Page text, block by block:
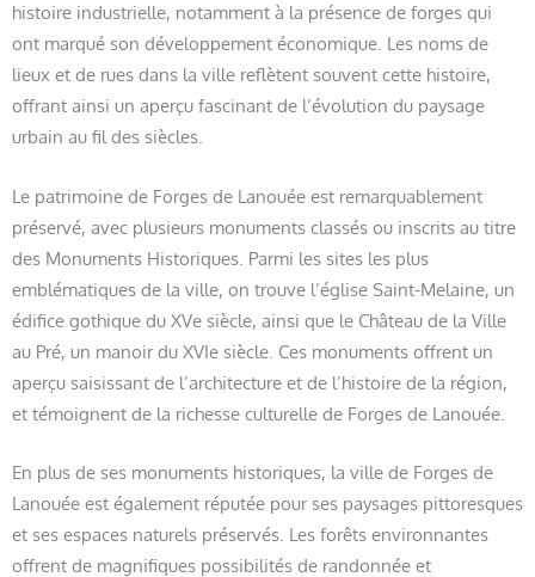
histoire industrielle, notamment à la présence de forges qui
ont marqué son développement économique. Les noms de
lieux et de rues dans la ville reflètent souvent cette histoire,
offrant ainsi un aperçu fascinant de l’évolution du paysage
urbain au fil des siècles.
Le patrimoine de Forges de Lanouée est remarquablement
préservé, avec plusieurs monuments classés ou inscrits au titre
des Monuments Historiques. Parmi les sites les plus
emblématiques de la ville, on trouve l’église Saint-Melaine, un
édifice gothique du XVe siècle, ainsi que le Château de la Ville
au Pré, un manoir du XVIe siècle. Ces monuments offrent un
aperçu saisissant de l’architecture et de l’histoire de la région,
et témoignent de la richesse culturelle de Forges de Lanouée.
En plus de ses monuments historiques, la ville de Forges de
Lanouée est également réputée pour ses paysages pittoresques
et ses espaces naturels préservés. Les forêts environnantes
offrent de magnifiques possibilités de randonnée et